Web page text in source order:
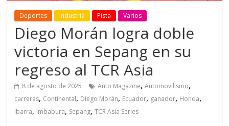
Deportes Industria Pista Varios
Diego Morán logra doble
victoria en Sepang en su
regreso al TCR Asia
8 de agosto de 2025 Auto Magazine,Automovilismo,
carreras, Continental, Diego Morán, Ecuador, ganador, Honda,
Ibarra, Imbabura, Sepang,TCR Asia Series